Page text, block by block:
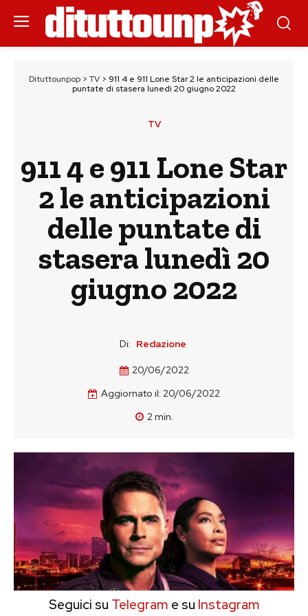
Dituttounpop > TV > 911 4 e 911 Lone Star 2 le anticipazioni delle
puntate di stasera lunedì 20 giugno 2022
TV
911 4 e 911 Lone Star
2 le anticipazioni
delle puntate di
stasera lunedì 20
giugno 2022
Di: Redazione
20/06/2022
Aggiornato il: 20/06/2022
2min.
Seguici su Telegram e su Instagram